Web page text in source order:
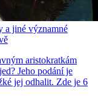
a jiné významné
aristokratkám
Jeho podání je
jej odhalit. Zde je 6